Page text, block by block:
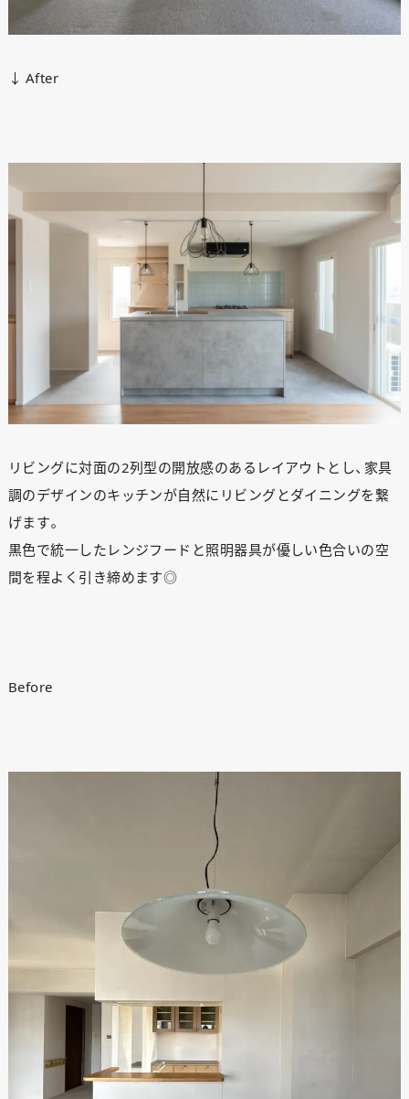
↓ After
リビングに対面の2列型の開放感のあるレイアウトとし、家具
調のデザインのキッチンが自然にリビングとダイニングを繋
げます。
黒色で統一したレンジフードと照明器具が優しい色合いの空
間を程よく引き締めます◎
Before